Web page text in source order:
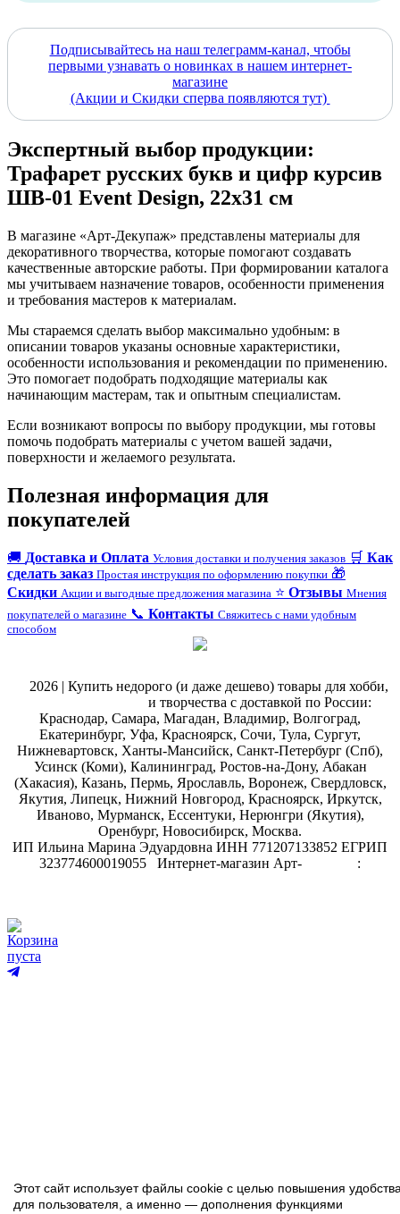
Подписывайтесь на наш телеграмм-канал, чтобы
первыми узнавать о новинках в нашем интернет-
магазине
(Акции и Скидки сперва появляются тут)
Экспертный выбор продукции:
Трафарет русских букв и цифр курсив
ШВ-01 Event Design, 22х31 см
В магазине «Арт-Декупаж» представлены материалы для
декоративного творчества, которые помогают создавать
качественные авторские работы. При формировании каталога
мы учитываем назначение товаров, особенности применения
и требования мастеров к материалам.
Мы стараемся сделать выбор максимально удобным: в
описании товаров указаны основные характеристики,
особенности использования и рекомендации по применению.
Это помогает подобрать подходящие материалы как
начинающим мастерам, так и опытным специалистам.
Если возникают вопросы по выбору продукции, мы готовы
помочь подобрать материалы с учетом вашей задачи,
поверхности и желаемого результата.
Полезная информация для
покупателей
🚚 Доставка и Оплата Условия доставки и получения заказов 🛒 Как
сделать заказ Простая инструкция по оформлению покупки 🎁
Скидки Акции и выгодные предложения магазина ⭐ Отзывы Мнения
покупателей о магазине 📞 Контакты Свяжитесь с нами удобным
способом
2026 | Купить недорого (и даже дешево) товары для хобби,
и творчества с доставкой по России:
Краснодар, Самара, Магадан, Владимир, Волгоград,
Екатеринбург, Уфа, Красноярск, Сочи, Тула, Сургут,
Нижневартовск, Ханты-Мансийск, Санкт-Петербург (Спб),
Усинск (Коми), Калининград, Ростов-на-Дону, Абакан
(Хакасия), Казань, Пермь, Ярославль, Воронеж, Свердловск,
Якутия, Липецк, Нижний Новгород, Красноярск, Иркутск,
Иваново, Мурманск, Ессентуки, Нерюнгри (Якутия),
Оренбург, Новосибирск, Москва.
ИП Ильина Марина Эдуардовна ИНН 771207133852 ЕГРИП
323774600019055
Интернет-магазин Арт-
:
Корзина
пуста
Этот сайт использует файлы cookie с целью повышения
для пользователя, а именно — дополнения функциями